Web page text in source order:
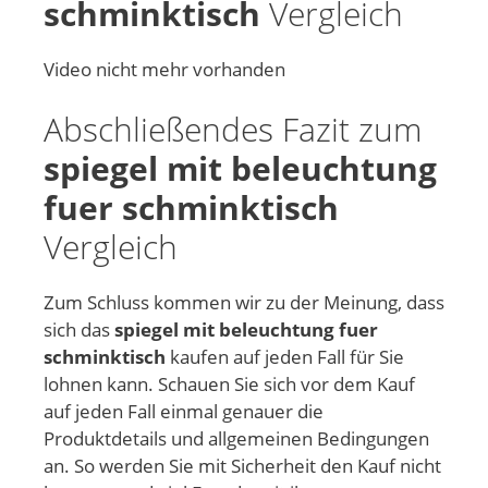
schminktisch Vergleich
Video nicht mehr vorhanden
Abschließendes Fazit zum
spiegel mit beleuchtung
fuer schminktisch
Vergleich
Zum Schluss kommen wir zu der Meinung, dass
sich dasspiegel mit beleuchtung fuer
schminktisch kaufen auf jeden Fall für Sie
lohnen kann. Schauen Sie sich vor dem Kauf
auf jeden Fall einmal genauer die
Produktdetails und allgemeinen Bedingungen
an. So werden Sie mit Sicherheit den Kauf nicht